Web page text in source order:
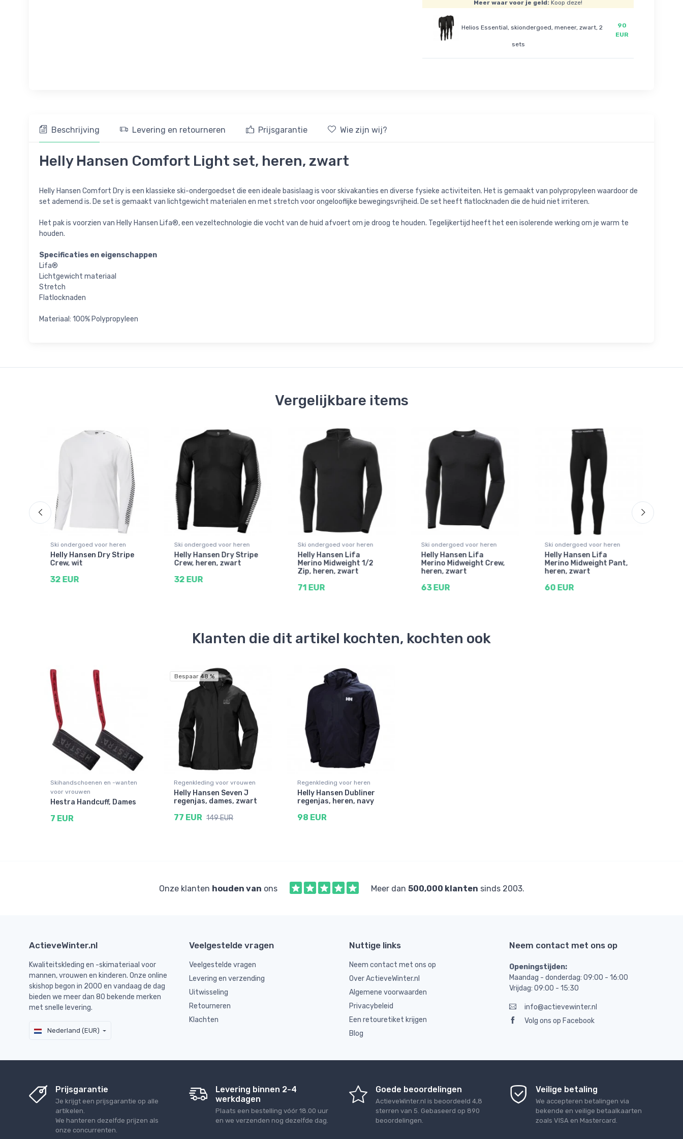
Meer waar voor je geld: Koop deze!
Helios Essential, skiondergoed, meneer, zwart, 2
sets
90
EUR
Beschrijving Levering en retourneren Prijsgarantie Wie zijn wij?
Helly Hansen Comfort Light set, heren, zwart
Helly Hansen Comfort Dry is een klassieke ski-ondergoedset die een ideale basislaag is voor skivakanties en diverse fysieke activiteiten. Het is gemaakt van polypropyleen waardoor de
set ademend is. De set is gemaakt van lichtgewicht materialen en met stretch voor ongelooflijke bewegingsvrijheid. De set heeft flatlocknaden die de huid niet irriteren.
Het pak is voorzien van Helly Hansen Lifa®, een vezeltechnologie die vocht van de huid afvoert om je droog te houden. Tegelijkertijd heeft het een isolerende werking om je warm te
houden.
Specificaties en eigenschappen
Lifa®
Lichtgewicht materiaal
Stretch
Flatlocknaden
Materiaal: 100% Polypropyleen
Vergelijkbare items
Ski ondergoed voor heren
Helly Hansen Dry Stripe
Crew, wit
32 EUR
Ski ondergoed voor heren
Helly Hansen Dry Stripe
Crew, heren, zwart
32 EUR
Ski ondergoed voor heren
Helly Hansen Lifa
Merino Midweight 1/2
Zip, heren, zwart
71 EUR
Ski ondergoed voor heren
Helly Hansen Lifa
Merino Midweight Crew,
heren, zwart
63 EUR
Ski ondergoed voor heren
Helly Hansen Lifa
Merino Midweight Pant,
heren, zwart
60 EUR
Klanten die dit artikel kochten, kochten ook
Skihandschoenen en -wanten
voor vrouwen
Hestra Handcuff, Dames
7 EUR
Bespaar 48 %
Regenkleding voor vrouwen
Helly Hansen Seven J
regenjas, dames, zwart
77 EUR 149 EUR
Regenkleding voor heren
Helly Hansen Dubliner
regenjas, heren, navy
98 EUR
Onze klanten houden van ons Meer dan 500,000 klanten sinds 2003.
ActieveWinter.nl
Kwaliteitskleding en -skimateriaal voor
mannen, vrouwen en kinderen. Onze online
skishop begon in 2000 en vandaag de dag
bieden we meer dan 80 bekende merken
met snelle levering.
Nederland (EUR)
Veelgestelde vragen
Veelgestelde vragen
Levering en verzending
Uitwisseling
Retourneren
Klachten
Nuttige links
Neem contact met ons op
Over ActieveWinter.nl
Algemene voorwaarden
Privacybeleid
Een retouretiket krijgen
Blog
Neem contact met ons op
Openingstijden:
Maandag - donderdag: 09:00 - 16:00
Vrijdag: 09:00 - 15:30
info@actievewinter.nl
Volg ons op Facebook
Prijsgarantie
Je krijgt een prijsgarantie op alle
artikelen.
We hanteren dezelfde prijzen als
onze concurrenten.
Levering binnen 2-4
werkdagen
Plaats een bestelling vóór 18.00 uur
en we verzenden nog dezelfde dag.
Goede beoordelingen
ActieveWinter.nl is beoordeeld 4,8
sterren van 5. Gebaseerd op 890
beoordelingen.
Veilige betaling
We accepteren betalingen via
bekende en veilige betaalkaarten
zoals VISA en Mastercard.